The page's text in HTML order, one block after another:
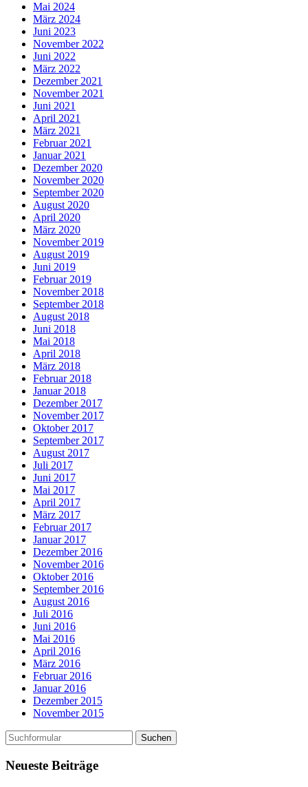
Mai 2024
März 2024
Juni 2023
November 2022
Juni 2022
März 2022
Dezember 2021
November 2021
Juni 2021
April 2021
März 2021
Februar 2021
Januar 2021
Dezember 2020
November 2020
September 2020
August 2020
April 2020
März 2020
November 2019
August 2019
Juni 2019
Februar 2019
November 2018
September 2018
August 2018
Juni 2018
Mai 2018
April 2018
März 2018
Februar 2018
Januar 2018
Dezember 2017
November 2017
Oktober 2017
September 2017
August 2017
Juli 2017
Juni 2017
Mai 2017
April 2017
März 2017
Februar 2017
Januar 2017
Dezember 2016
November 2016
Oktober 2016
September 2016
August 2016
Juli 2016
Juni 2016
Mai 2016
April 2016
März 2016
Februar 2016
Januar 2016
Dezember 2015
November 2015
Neueste Beiträge